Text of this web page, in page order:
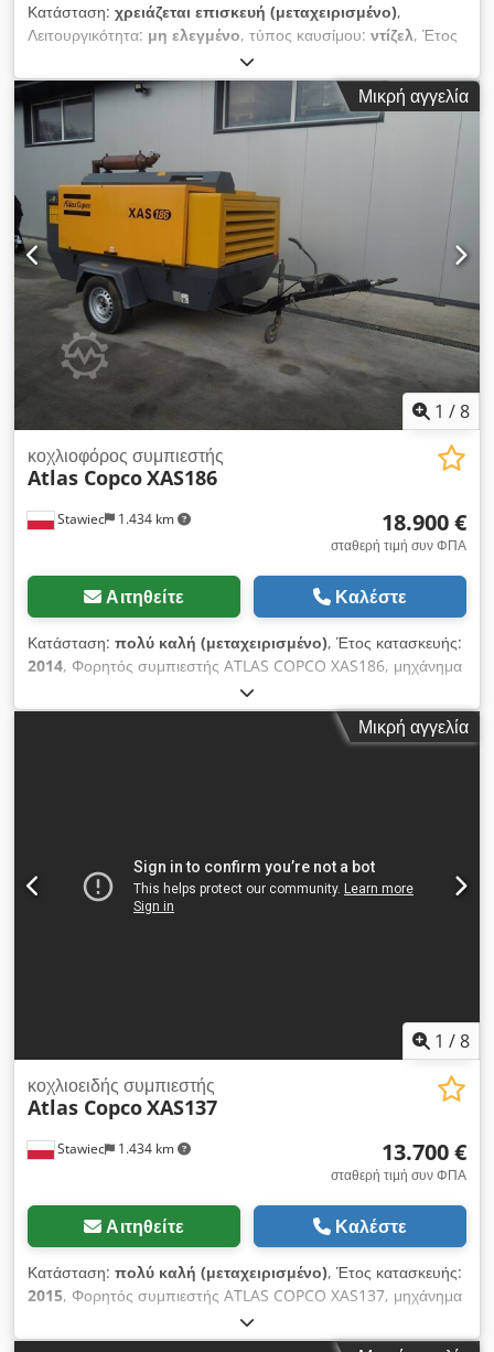
Κατάσταση: χρειάζεται επισκευή (μεταχειρισμένο),
Λειτουργικότητα: μη ελεγμένο, τύπος καυσίμου: ντίζελ, Έτος
, ώρες λειτουργίας:
Atlas Copco XAS 68 DDG, έτος κατασκευής 2017, 1154 ώρες
λειτουργίας, παροχή 3,5 m³, ισχύς έκτακτης ανάγκης 12,5 kVA,
συνδέσεις: 1 x 230 Volt, 2 x 400 Volt, Αρ. σειράς
YA3064303H0461812, στραβός άξονας, ο συμπιεστής κατά τα
άλλα λειτουργεί κανονικά, διαθέσιμο ABE/έγκριση. Chedey
Aktajpfx Acwoa
Μικρή αγγελία
1 /8
Stawiec 1.434 km
κοχλιοφόρος συμπιεστής
Atlas CopcoXAS186
18.900 €
σταθερή τιμή συν ΦΠΑ
Αιτηθείτε Καλέστε
Κατάσταση: πολύ καλή (μεταχειρισμένο), Έτος κατασκευής:
2014, Φορητός συμπιεστής ATLAS COPCO XAS186, μηχάνημα
με τελικό ψυγείο μετά από πλήρη συντήρηση. Τεχνικά
χαρακτηριστικά: απόδοση: 11,10 m3/min; λειτουργική πίεση: 7
bar; έτος κατασκευής: 2014 κινητήρας: DEUTZ χιλιόμετρα
Μικρή αγγελία
1 /8
Stawiec 1.434 km
κοχλιοειδής συμπιεστής
Atlas CopcoXAS137
13.700 €
σταθερή τιμή συν ΦΠΑ
Αιτηθείτε Καλέστε
Κατάσταση: πολύ καλή (μεταχειρισμένο), Έτος κατασκευής:
2015, Φορητός συμπιεστής ATLAS COPCO XAS137, μηχάνημα
με τελικό ψύκτη, μετά από πλήρη συντήρηση. Τεχνικά
χαρακτηριστικά: παραγωγή: 7,70 m3/λεπτό πιθανότητα